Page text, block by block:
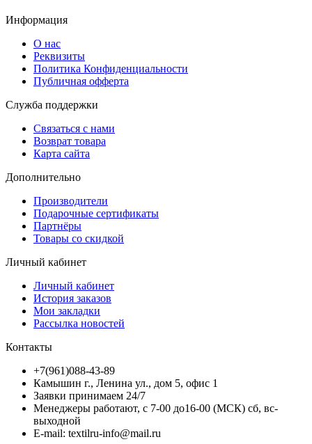
Информация
О нас
Реквизиты
Политика Конфиденциальности
Публичная офферта
Служба поддержки
Связаться с нами
Возврат товара
Карта сайта
Дополнительно
Производители
Подарочные сертификаты
Партнёры
Товары со скидкой
Личный кабинет
Личный кабинет
История заказов
Мои закладки
Рассылка новостей
Контакты
+7(961)088-43-89
Камышин г., Ленина ул., дом 5, офис 1
Заявки принимаем 24/7
Менеджеры работают, с 7-00 до16-00 (МСК) сб, вс-
выходной
E-mail: textilru-info@mail.ru